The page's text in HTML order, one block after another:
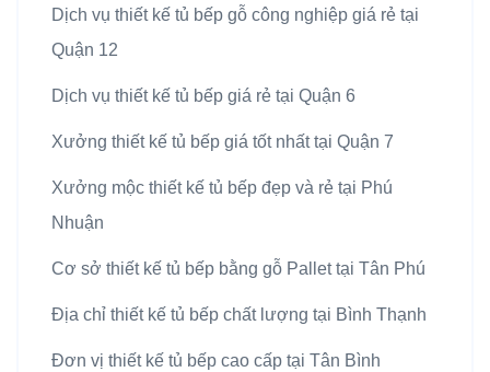
Dịch vụ thiết kế tủ bếp gỗ công nghiệp giá rẻ tại
Quận 12
Dịch vụ thiết kế tủ bếp giá rẻ tại Quận 6
Xưởng thiết kế tủ bếp giá tốt nhất tại Quận 7
Xưởng mộc thiết kế tủ bếp đẹp và rẻ tại Phú
Nhuận
Cơ sở thiết kế tủ bếp bằng gỗ Pallet tại Tân Phú
Địa chỉ thiết kế tủ bếp chất lượng tại Bình Thạnh
Đơn vị thiết kế tủ bếp cao cấp tại Tân Bình